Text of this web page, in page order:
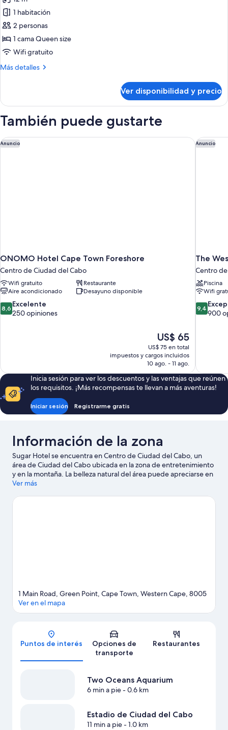
las
fotos
de
Habitación
individual
1 habitación
2 personas
1 cama Queen size
Wifi gratuito
Más detalles
Más
individual
Ver disponibilidad y precio
También puede gustarte
Anuncio
ONOMO Hotel Cape Town Foreshore
Centro de Ciudad del Cabo
Wifi gratuito
Restaurante
Aire acondicionado
Desayuno disponible
8.6
de
8,6 Excelente
250 opiniones
El
precio
actual
es
de
US$ 65
US$ 65
US$ 75 en total
impuestos y cargos incluidos
10 ago. - 11 ago.
ONOMO Hotel Cape Town Foreshore Anuncio
The
Centro
Piscina
Wifi
9.4
de
9,4
900
The
Inicia sesión para ver los descuentos y las ventajas que reúnen
los requisitos. ¡Más recompensas te llevan a más aventuras!
Iniciar sesión Registrarme gratis
Información de la zona
Sugar Hotel se encuentra en Centro de Ciudad del Cabo, un
área de Ciudad del Cabo ubicada en la zona de entretenimiento
y en la montaña. La belleza natural del área puede apreciarse en
Playa Camps Bay y Table Mountain. ¿Viajas con niños? No te
partido en Estadio de Ciudad del Cabo. Encontrarás muchas
Ver más
Mapa
1 Main Road, Green Point, Cape Town, Western Cape, 8005
Ver en el mapa
Puntos de interés
Opciones de
transporte
Restaurantes
Two Oceans Aquarium
6 min a pie- 0.6 km
Estadio de Ciudad del Cabo
11 min a pie- 1.0 km